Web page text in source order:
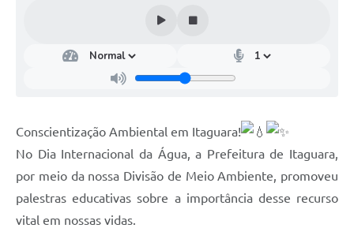
Conscientização Ambiental em Itaguara!
No Dia Internacional da Água, a Prefeitura de Itaguara,
por meio da nossa Divisão de Meio Ambiente, promoveu
palestras educativas sobre a importância desse recurso
vital em nossas vidas.